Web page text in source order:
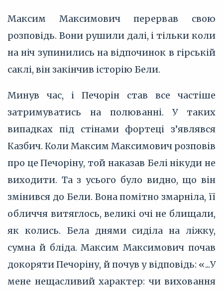
Максим Максимович перервав свою
розповідь. Вони рушили далі, і тільки коли
на ніч зупинились на відпочинок в гірській
саклі, він закінчив історію Бели.
Минув час, і Печорін став все частіше
затримуватись на полюванні. У таких
випадках під стінами фортеці з’‎являвся
Казбич. Коли Максим Максимович розповів
про це Печоріну, той наказав Белі нікуди не
виходити. Та з усього було видно, що він
змінився до Бели. Вона помітно змарніла, її
обличчя витяглось, великі очі не блищали,
як колись. Бела днями сиділа на ліжку,
сумна й бліда. Максим Максимович почав
докоряти Печоріну, й почув у відповідь: «...У
мене нещасливий характер: чи виховання